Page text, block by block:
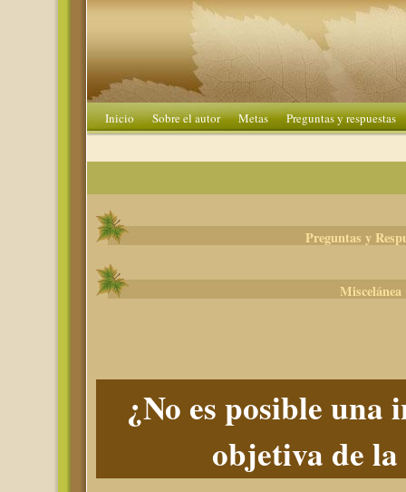
Inicio Sobre el autor Metas Preguntas y respuestas
Preguntas y
Miscelánea
¿No es posible
objetiva de